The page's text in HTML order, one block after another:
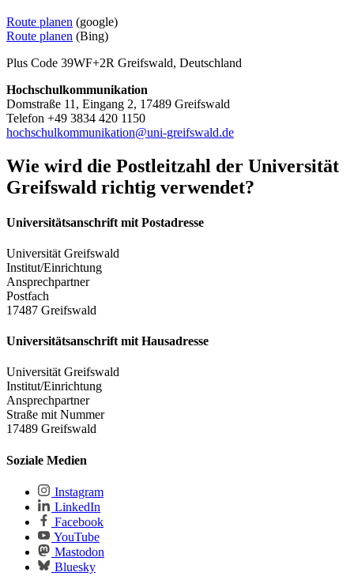
Route planen (google)
Route planen (Bing)
Plus Code 39WF+2R Greifswald, Deutschland
Hochschulkommunikation
Domstraße 11, Eingang 2, 17489 Greifswald
Telefon +49 3834 420 1150
hochschulkommunikation@uni-greifswald.de
Wie wird die Postleitzahl der Universität
Greifswald richtig verwendet?
Universitätsanschrift mit Postadresse
Universität Greifswald
Institut/Einrichtung
Ansprechpartner
Postfach
17487 Greifswald
Universitätsanschrift mit Hausadresse
Universität Greifswald
Institut/Einrichtung
Ansprechpartner
Straße mit Nummer
17489 Greifswald
Soziale Medien
Instagram
LinkedIn
Facebook
YouTube
Mastodon
Bluesky